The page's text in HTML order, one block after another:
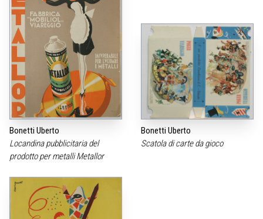
Bonetti Uberto
Locandina pubblicitaria del
prodotto per metalli Metallor
Bonetti Uberto
Scatola di carte da gioco